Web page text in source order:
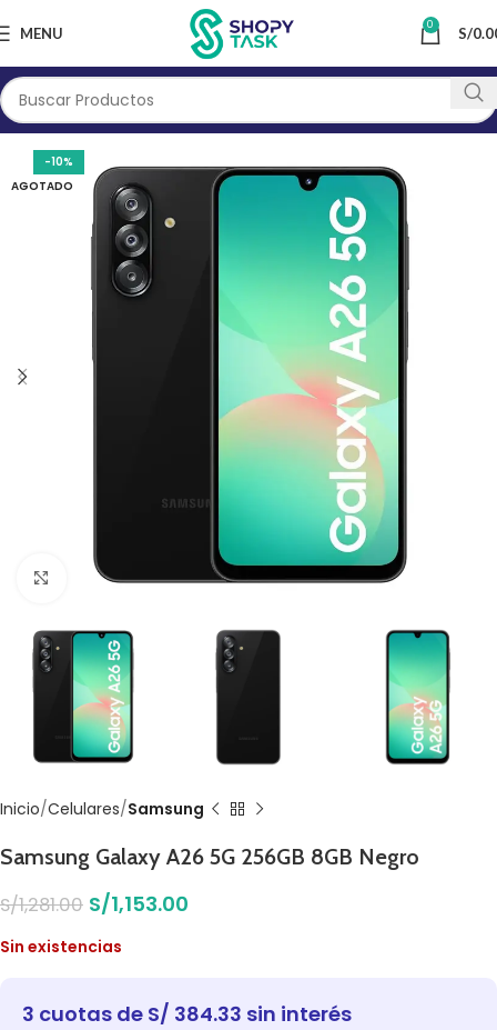
MENU 0 S/
-10%
AGOTADO
Click to enlarge
Inicio Celulares Samsung
Samsung Galaxy A26 5G 256GB 8GB Negro
S/1,281.00 S/1,153.00
Sin existencias
3 cuotas de S/ 384.33 sin interés